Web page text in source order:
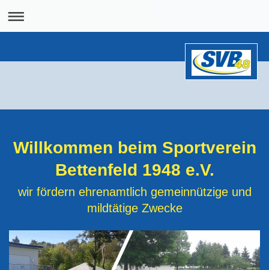
Willkommen beim Sportverein
Bettenfeld 1948 e.V.
wir fördern ehrenamtlich gemeinnützige und
mildtätige Zwecke